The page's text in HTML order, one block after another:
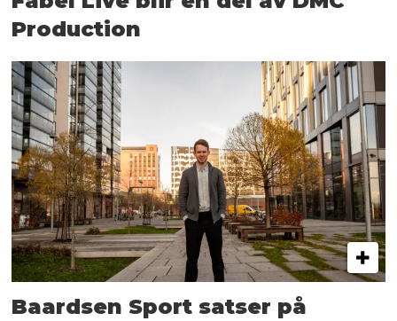
Production
Baardsen Sport satser på